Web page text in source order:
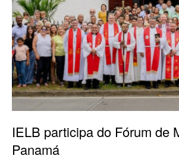
IELB participa do Fórum de
Panamá